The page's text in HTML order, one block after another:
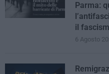
Parma:
il
6 Agosto